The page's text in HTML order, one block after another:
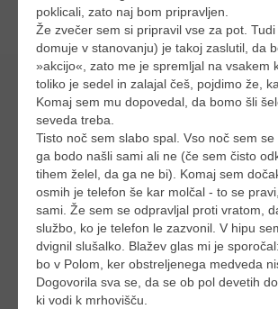
poklicali, zato naj bom pripravljen.
Že zvečer sem si pripravil vse za pot.
domuje v stanovanju) je takoj zaslutil, da
»akcijo«, zato me je spremljal na vsakem
toliko je sedel in zalajal češ, pojdimo že,
Komaj sem mu dopovedal, da bomo šli
seveda treba.
Tisto noč sem slabo spal. Vso noč sem
ga bodo našli sami ali ne (če sem čisto
tihem želel, da ga ne bi). Komaj sem
osmih je telefon še kar molčal - to se
sami. Že sem se odpravljal proti vratom,
službo, ko je telefon le zazvonil. V hipu
dvignil slušalko. Blažev glas mi je
bo v Polom, ker obstreljenega medveda
Dogovorila sva se, da se ob pol devetih
ki vodi k mrhovišču.